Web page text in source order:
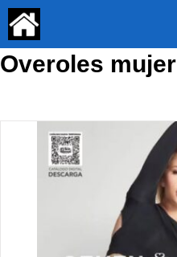
Saltar
contenido
Overoles mujer